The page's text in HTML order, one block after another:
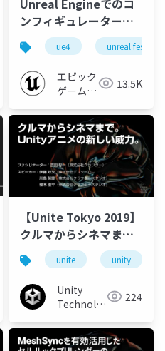
ue-sequencer ue4
ンフィギュレーター制
作と映像制作
【UNREAL FEST
EXTREME 2021
SUMMER】
ue4 unreal fest
エピック
ゲームズ
13.5K
unreal fest extreme 2021 summer
【Unite Tokyo 2019】
クルマからシネマま
で。Unityアニメの新し
い威力。
unite unity
Unity
Technologies 224